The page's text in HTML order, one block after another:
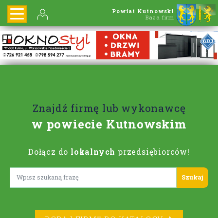
Powiat Kutnowski
Baza firm
Znajdź firmę lub wykonawcę
w powiecie Kutnowskim
Dołącz do lokalnych przedsiębiorców!
Lorem ipsum